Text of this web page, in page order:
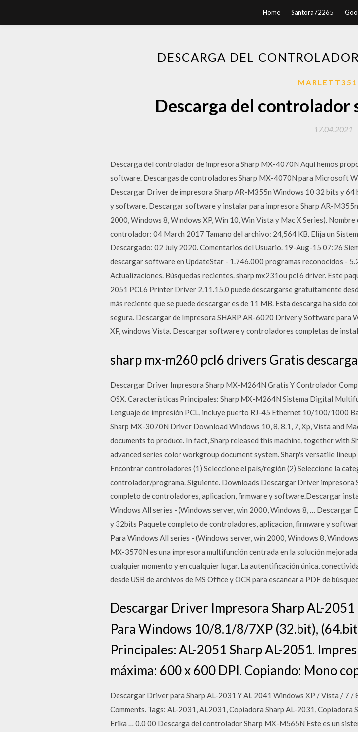
Home Santora72265
DESCARGA DEL
Descarga del controlador
17.04.2021
Descarga del controlador de impresora Sharp MX-4070N Aquí hemos
software. Descargas de controladores Sharp MX-4070N para Microsoft
Descargar Driver de impresora Sharp AR-M355n Windows 10 32 bits y
y software. Descargar software y instalar para impresora Sharp AR-
2000, Windows 8, Windows XP, Win 10, Win Vista y Mac X Series).
controlador: 04 March 2017 Tamano del archivo: 24,564 KB. Elija un
Descargado: 02 July 2020. Comentarios del Usuario. 19-Aug-15 07:26
descargar software en UpdateStar - 1.746.000 programas reconocidos -
Actualizaciones. Búsquedas recientes. sharp mx231ou pcl 6 driver. Este
2051 PCL6 Printer Driver 2.11.15.0 puede descargarse gratuitamente
más reciente que se puede descargar es de 11 MB. Esta descarga ha sido
segura. Descargar de Impresora SHARP AR-6020 Driver y Software para
XP, windows Vista. Descargar software y controladores completas de
sharp mx-m260 pcl6 drivers Gratis
Descargar Driver Impresora Sharp MX-M264N Gratis Y Controlador
OSX. Características Principales: Sharp MX-M264N Sistema Digital
Lenguaje de impresión PCL, incluye puerto RJ-45 Ethernet 10/100/1000
Sharp MX-3070N Driver Download Windows 10, 8, 8.1, 7, Xp, Vista and
documents to produce. In fact, Sharp released this machine, together
advanced series color workgroup document system. Sharp's versatile
Encontrar controladores (1) Seleccione el país/región (2) Seleccione la
controlador/programa. Siguiente. Downloads Descargar Driver
completo de controladores, aplicacion, firmware y software.Descargar
Windows All series - (Windows server, win 2000, Windows 8, …
y 32bits Paquete completo de controladores, aplicacion, firmware y
Para Windows All series - (Windows server, win 2000, Windows 8,
MX-3570N es una impresora multifunción centrada en la solución
cualquier momento y en cualquier lugar. La autentificación única,
desde USB de archivos de MS Office y OCR para escanear a PDF de
Descargar Driver Impresora Sharp AL-
Para Windows 10/8.1/8/7XP (32.bit),
Principales: AL-2051 Sharp AL-2051.
máxima: 600 x 600 DPI. Copiando: Mono
Descargar Driver para Sharp AL-2031 Y AL 2041 Windows XP / Vista / 7
Comments. Tags: AL-2031, AL2031, Copiadora Sharp AL-2031, Copiadora
Erika … 0.0 00 Descarga del controlador Sharp MX-M565N Este es un